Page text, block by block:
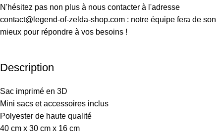
N'hésitez pas non plus à nous contacter à l'adresse
contact@legend-of-zelda-shop.com : notre équipe fera de son
mieux pour répondre à vos besoins !
Description
Sac imprimé en 3D
Mini sacs et accessoires inclus
Polyester de haute qualité
40 cm x 30 cm x 16 cm